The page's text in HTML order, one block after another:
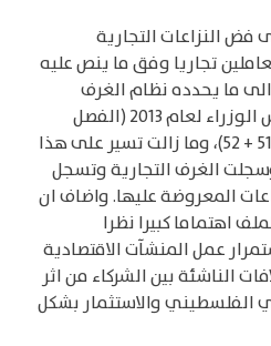
فض النزاعات التجارية
تجاريا وفق ما ينص عليه
الى ما يحدده نظام الغرف
التجارية المعتمد من مجلس الوزراء لعام 2013 (الفصل
التاسع مواد رقم 49 + 50+ 51 + 52)، وما زالت تسير على هذا
الغرف التجارية وتسجل
المعروضة عليها. واضاف ان
اهتماما كبيرا نظرا
عمل المنشآت الاقتصادية
الناشئة بين الشركاء من اثر
الفلسطيني والاستثمار بشكل